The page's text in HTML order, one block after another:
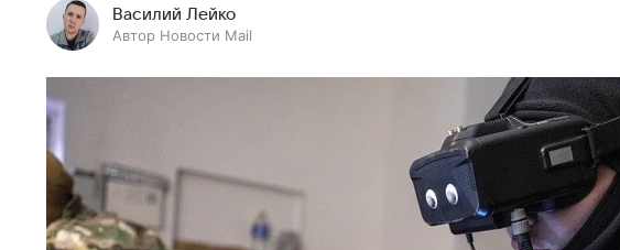
Василий Лейко
Автор Новости Mail